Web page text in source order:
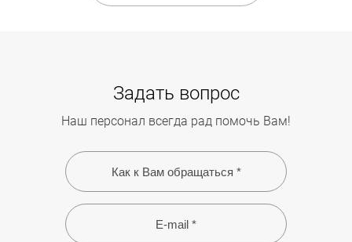
Задать вопрос
Наш персонал всегда рад помочь Вам!